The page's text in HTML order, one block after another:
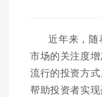
近年来，
市场的关注度
流行的投资方
帮助投资者实